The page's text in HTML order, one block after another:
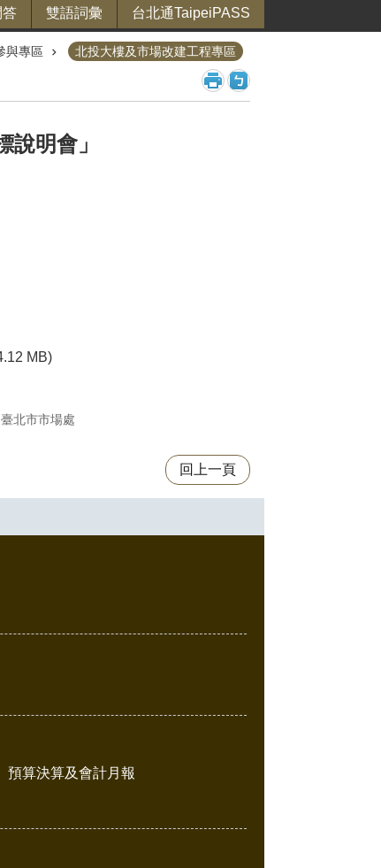
答 雙語詞彙 台北通TaipeiPASS
與專區 北投大樓及市場改建工程專區
明會」
MB)
北市市場處
回上一頁
預算決算及會計月報